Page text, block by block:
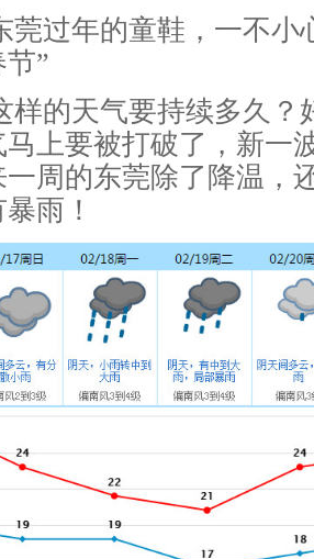
莞过年的童鞋 ， 一不小
”
样的天气要持续多久？
上要被打破了 ， 新一
一周的东莞除了降温
雨！